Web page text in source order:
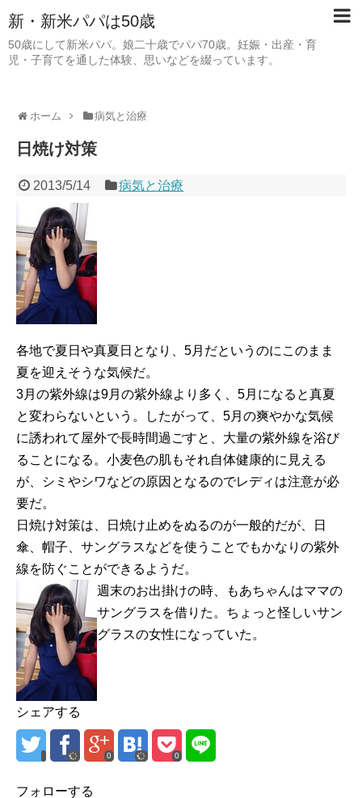
新・新米パパは50歳
50歳にして新米パパ。娘二十歳でパパ70歳。妊娠・出産・育
児・子育てを通した体験、思いなどを綴っています。
ホーム 病気と治療
日焼け対策
2013/5/14 病気と治療
各地で夏日や真夏日となり、5月だというのにこのまま
夏を迎えそうな気候だ。
3月の紫外線は9月の紫外線より多く、5月になると真夏
と変わらないという。したがって、5月の爽やかな気候
に誘われて屋外で長時間過ごすと、大量の紫外線を浴び
ることになる。小麦色の肌もそれ自体健康的に見える
が、シミやシワなどの原因となるのでレディは注意が必
要だ。
日焼け対策は、日焼け止めをぬるのが一般的だが、日
傘、帽子、サングラスなどを使うことでもかなりの紫外
線を防ぐことができるようだ。
週末のお出掛けの時、もあちゃんはママの
サングラスを借りた。ちょっと怪しいサン
グラスの女性になっていた。
シェアする
0 0
フォローする